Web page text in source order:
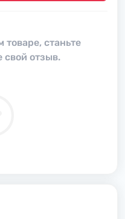
товаре, станьте
свой отзыв.